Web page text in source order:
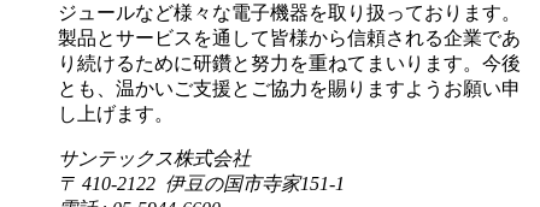
ジュールなど様々な電子機器を取り扱っております。
製品とサービスを通して皆様から信頼される企業であ
り続けるために研鑽と努力を重ねてまいります。今後
とも、温かいご支援とご協力を賜りますようお願い申
し上げます。
サンテックス株式会社
〒 410-2122 伊豆の国市寺家151-1